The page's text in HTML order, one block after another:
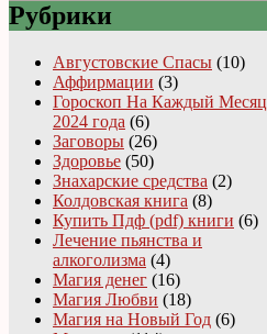
Рубрики
Августовские Спасы (10)
Аффирмации (3)
Гороскоп На Каждый Месяц
2024 года (6)
Заговоры (26)
Здоровье (50)
Знахарские средства (2)
Колдовская книга (8)
Купить Пдф (pdf) книги (6)
Лечение пьянства и
алкоголизма (4)
Магия денег (16)
Магия Любви (18)
Магия на Новый Год (6)